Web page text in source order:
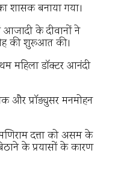
शासक बनाया गया।
आजादी के दीवानों ने
की शुरूआत की।
महिला डॉक्टर आनंदी
और प्रॉड्युसर मनमोहन
दत्ता को असम के
के प्रयासों के कारण